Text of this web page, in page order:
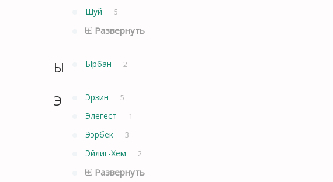
Шуй 5
Развернуть
Ы Ырбан 2
Э Эрзин 5
Элегест 1
Ээрбек 3
Эйлиг-Хем 2
Развернуть